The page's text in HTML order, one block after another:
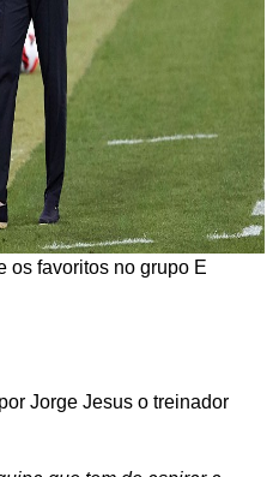
os favoritos no grupo E
Jorge Jesus o treinador